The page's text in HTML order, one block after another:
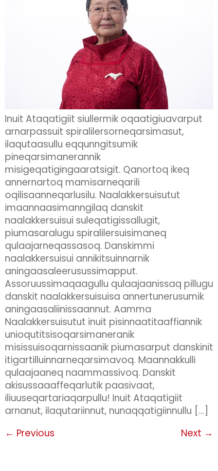
Inuit Ataqatigiit siullermik oqaatigiuavarput
arnarpassuit spiralilersorneqarsimasut,
ilaqutaasullu eqqunngitsumik
pineqarsimanerannik
misigeqatigingaaratsigit. Qanortoq ikeq
annernartoq mamisarneqarili
oqilisaanneqarlusilu. Naalakkersuisutut
imaannaasimanngilaq danskit
naalakkersuisui suleqatigissallugit,
piumasaralugu spiralilersuisimaneq
qulaajarneqassasoq. Danskimmi
naalakkersuisui annikitsuinnarnik
aningaasaleerusussimapput.
Assoruussimaqaagullu qulaajaanissaq pillugu
danskit naalakkersuisuisa annertunerusumik
aningaasaliinissaannut. Aamma
Naalakkersuisutut inuit pisinnaatitaaffiannik
unioqutitsisoqarsimaneranik
misissuisoqarnissaanik piumasarput danskinit
itigartilluinnarneqarsimavoq. Maannakkulli
qulaajaaneq naammassivoq. Danskit
akisussaaaffeqarlutik paasivaat,
iliuuseqartariaqarpullu! Inuit Ataqatigiit
arnanut, ilaqutariinnut, nunaqqatigiinnullu […]
← Previous Next →